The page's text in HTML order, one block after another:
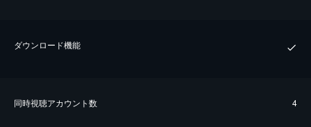
ダウンロード機能
同時視聴アカウント数 4